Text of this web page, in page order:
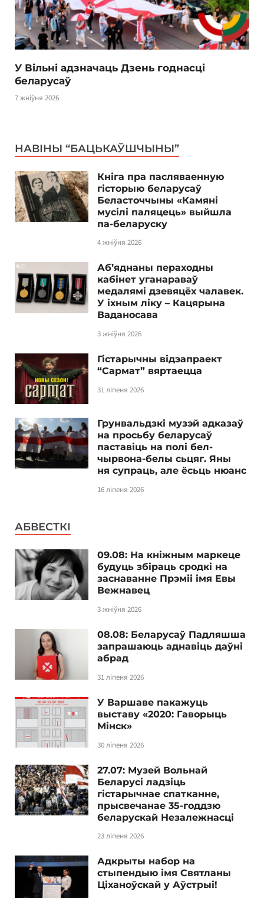
У Вільні адзначаць Дзень годнасці
беларусаў
7 жніўня 2026
НАВІНЫ “БАЦЬКАЎШЧЫНЫ”
Кніга пра пасляваенную
гісторыю беларусаў
Беласточчыны «Камяні
мусілі паляцець» выйшла
па-беларуску
4 жніўня 2026
Аб’яднаны пераходны
кабінет уганараваў
медалямі дзевяцёх чалавек.
У іхным ліку – Кацярына
Ваданосава
3 жніўня 2026
Гістарычны відэапраект
“Сармат” вяртаецца
31 ліпеня 2026
Грунвальдзкі музэй адказаў
на просьбу беларусаў
паставіць на полі бел-
чырвона-белы сьцяг. Яны
ня супраць, але ёсьць нюанс
16 ліпеня 2026
АБВЕСТКІ
09.08: На кніжным маркеце
будуць збіраць сродкі на
заснаванне Прэміі імя Евы
Вежнавец
3 жніўня 2026
08.08: Беларусаў Падляшша
запрашаюць аднавіць даўні
абрад
31 ліпеня 2026
У Варшаве пакажуць
выставу «2020: Гаворыць
Мінск»
30 ліпеня 2026
27.07: Музей Вольнай
Беларусі ладзіць
гістарычнае спатканне,
прысвечанае 35-годдзю
беларускай Незалежнасці
23 ліпеня 2026
Адкрыты набор на
стыпендыю імя Святланы
Ціханоўскай у Аўстрыі!